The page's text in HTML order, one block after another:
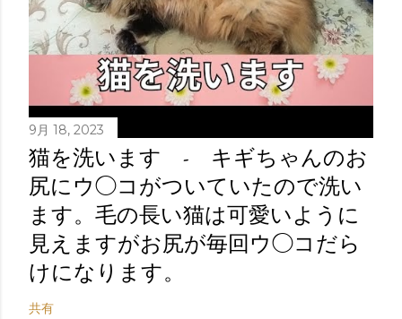
9月 18, 2023
猫を洗います - キギちゃんのお
尻にウ◯コがついていたので洗い
ます。毛の長い猫は可愛いように
見えますがお尻が毎回ウ◯コだら
けになります。
共有